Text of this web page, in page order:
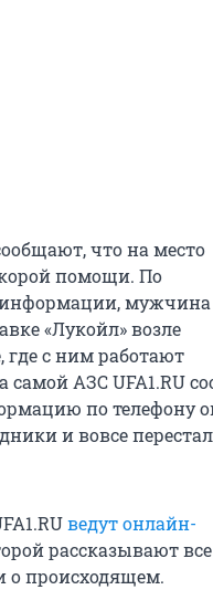
что на место
помощи. По
мужчина
«Лукойл» возле
где с ним работают
самой АЗС UFA1.RU
по телефону
и вовсе
ведут онлайн-
рассказывают все
о происходящем.